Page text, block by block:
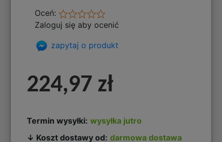
Oceń:
Zaloguj się aby ocenić
zapytaj o produkt
224,97 zł
Termin wysyłki: wysyłka jutro
↓ Koszt dostawy od: darmowa dostawa